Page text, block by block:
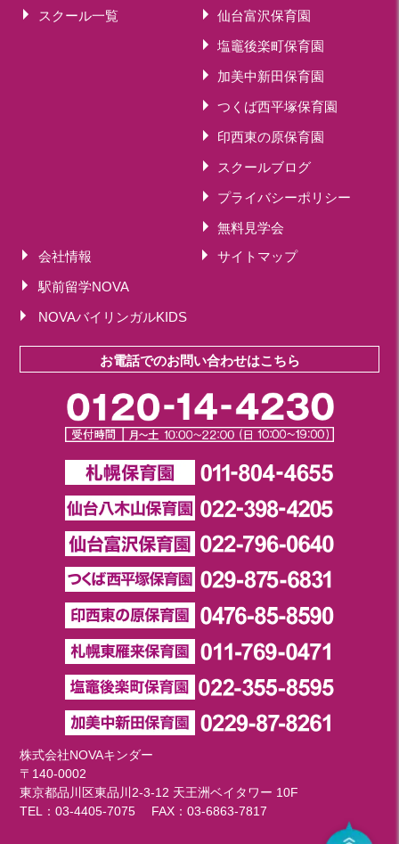
スクール一覧
仙台富沢保育園
塩竈後楽町保育園
加美中新田保育園
つくば西平塚保育園
印西東の原保育園
スクールブログ
プライバシーポリシー
無料見学会
会社情報
サイトマップ
駅前留学NOVA
NOVAバイリンガルKIDS
お電話でのお問い合わせはこちら
株式会社NOVAキンダー
〒140-0002
東京都品川区東品川2-3-12 天王洲ベイタワー 10F
TEL：03-4405-7075 FAX：03-6863-7817